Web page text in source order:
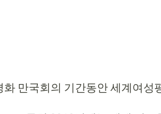
화 만국회의 기간동안 세계여